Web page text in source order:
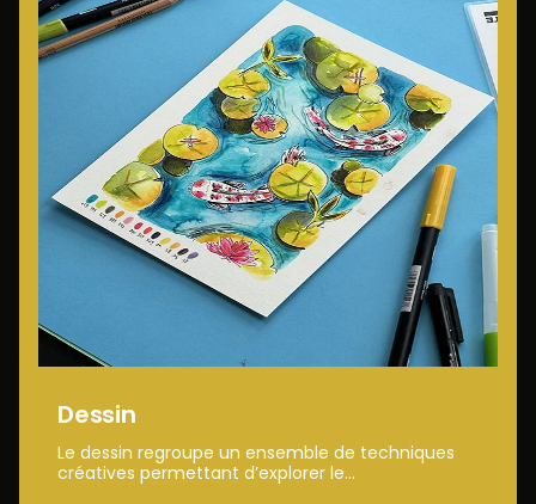
Dessin
Le dessin regroupe un ensemble de techniques
créatives permettant d’explorer le...